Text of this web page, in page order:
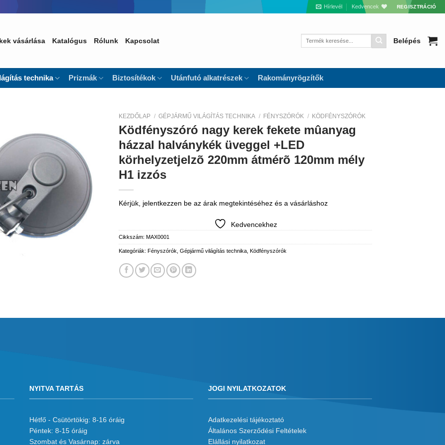
Hírlevél Kedvencek REGISZTRÁCIÓ
vásárlása Katalógus Rólunk Kapcsolat
Keresés
Belépés
technika Prizmák Biztosítékok Utánfutó alkatrészek Rakományrögzítők
Kedvencekhez
KEZDŐLAP / GÉPJÁRMŰ VILÁGÍTÁS TECHNIKA / FÉNYSZÓRÓK / KÖDFÉNYSZÓRÓK
Ködfényszóró nagy kerek fekete mûanyag
házzal halványkék üveggel +LED
körhelyzetjelzõ 220mm átmérõ 120mm mély
H1 izzós
Kérjük, jelentkezzen be az árak megtekintéséhez és a vásárláshoz
Kedvencekhez
Cikkszám: MAX0001
Kategóriák: Fényszórók Gépjármű világítás technika Ködfényszórók
NYITVA TARTÁS
Hétfő - Csütörtökig: 8-16 óráig
Péntek: 8-15 óráig
Szombat és Vasárnap: zárva
JOGI NYILATKOZATOK
Adatkezelési tájékoztató
Általános Szerződési Feltételek
Elállási nyilatkozat